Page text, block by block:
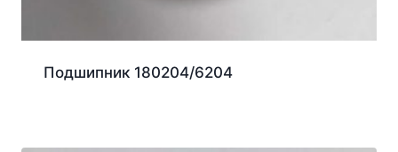
Подшипник 180204/6204